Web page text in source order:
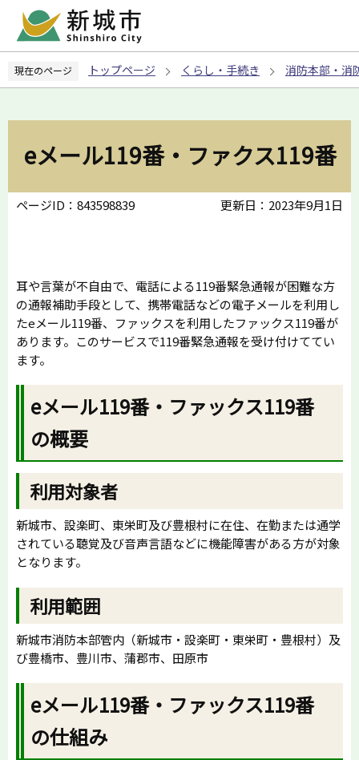
ペ
の
現在のページ トップページ くらし・手続き 消防本部・消
eメール119番・ファクス119番
ページID：843598839 更新日：2023年9月1日
耳や言葉が不自由で、電話による119番緊急通報が困難な方
の通報補助手段として、携帯電話などの電子メールを利用し
たeメール119番、ファックスを利用したファックス119番が
あります。このサービスで119番緊急通報を受け付けててい
ます。
eメール119番・ファックス119番
の概要
利用対象者
新城市、設楽町、東栄町及び豊根村に在住、在勤または通学
されている聴覚及び音声言語などに機能障害がある方が対象
となります。
利用範囲
新城市消防本部管内（新城市・設楽町・東栄町・豊根村）及
び豊橋市、豊川市、蒲郡市、田原市
eメール119番・ファックス119番
の仕組み